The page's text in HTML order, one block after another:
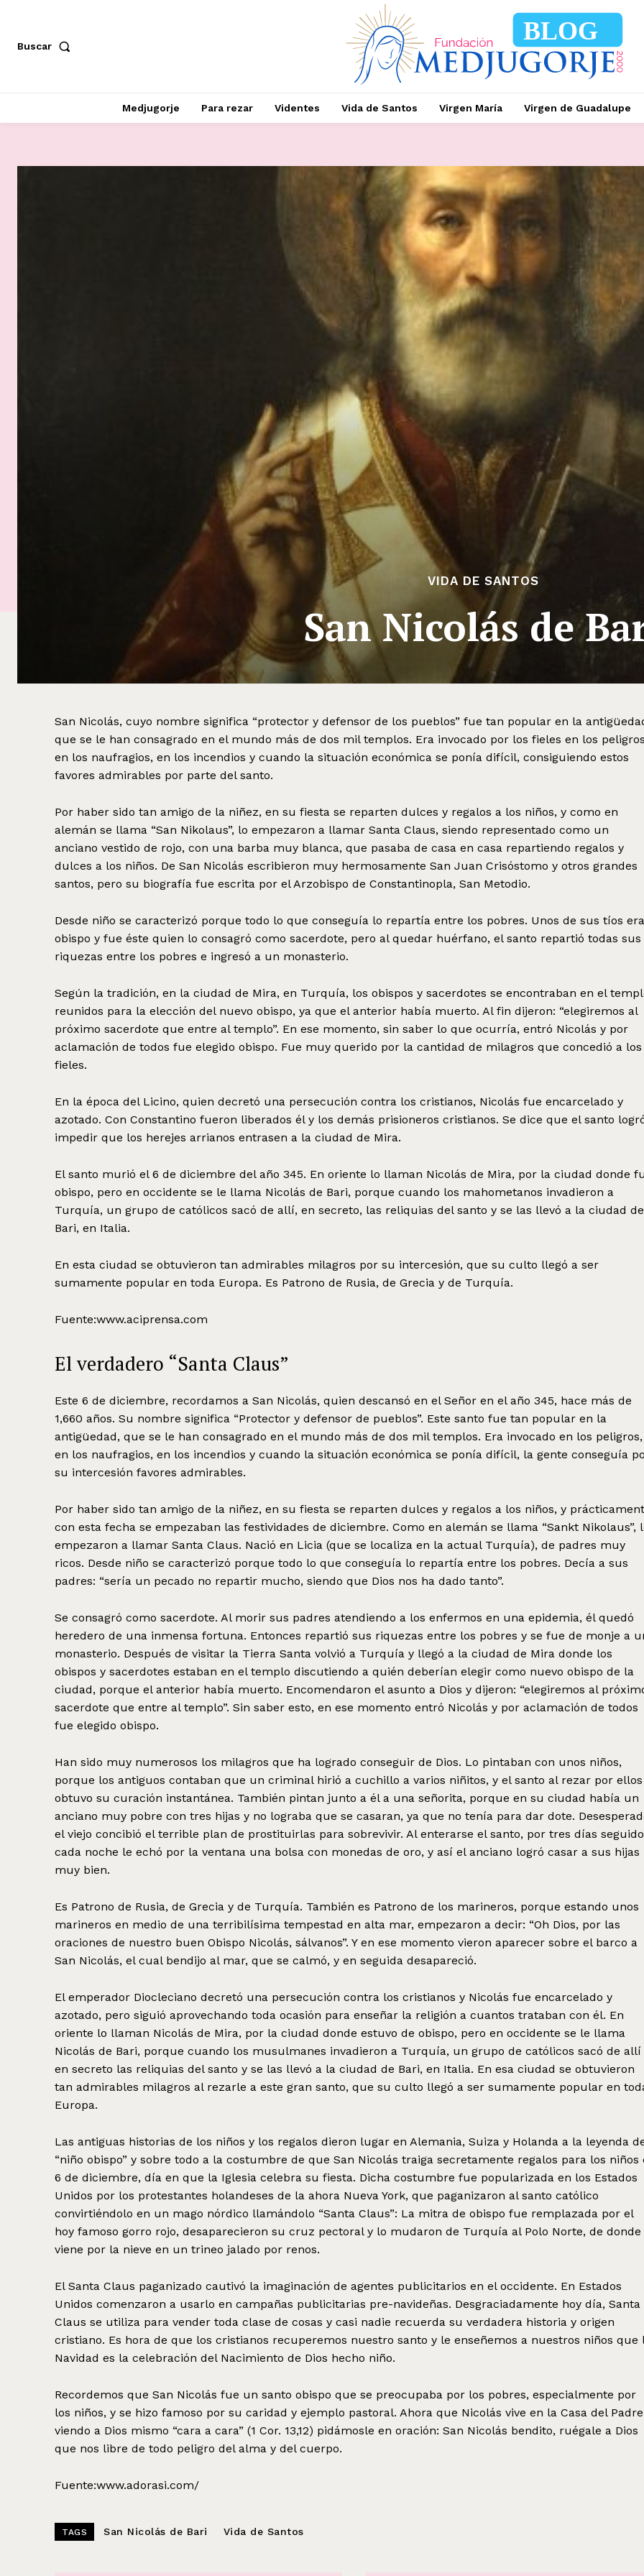
Buscar
BLOG
Medjugorje Para rezar Videntes Vida de Santos Virgen María Virgen de Guadalupe
VIDA DE SANTOS
San Nicolás de
San Nicolás, cuyo nombre significa “protector y defensor de los pueblos” fue tan popular en la
que se le han consagrado en el mundo más de dos mil templos. Era invocado por los fieles en los
en los naufragios, en los incendios y cuando la situación económica se ponía difícil, consiguiendo estos
favores admirables por parte del santo.
Por haber sido tan amigo de la niñez, en su fiesta se reparten dulces y regalos a los niños, y como en
alemán se llama “San Nikolaus”, lo empezaron a llamar Santa Claus, siendo representado como un
anciano vestido de rojo, con una barba muy blanca, que pasaba de casa en casa repartiendo regalos y
dulces a los niños. De San Nicolás escribieron muy hermosamente San Juan Crisóstomo y otros grandes
santos, pero su biografía fue escrita por el Arzobispo de Constantinopla, San Metodio.
Desde niño se caracterizó porque todo lo que conseguía lo repartía entre los pobres. Unos de sus tíos era
obispo y fue éste quien lo consagró como sacerdote, pero al quedar huérfano, el santo repartió todas sus
riquezas entre los pobres e ingresó a un monasterio.
Según la tradición, en la ciudad de Mira, en Turquía, los obispos y sacerdotes se encontraban en el
reunidos para la elección del nuevo obispo, ya que el anterior había muerto. Al fin dijeron: “elegiremos al
próximo sacerdote que entre al templo”. En ese momento, sin saber lo que ocurría, entró Nicolás y por
aclamación de todos fue elegido obispo. Fue muy querido por la cantidad de milagros que concedió a los
fieles.
En la época del Licino, quien decretó una persecución contra los cristianos, Nicolás fue encarcelado y
azotado. Con Constantino fueron liberados él y los demás prisioneros cristianos. Se dice que el santo
impedir que los herejes arrianos entrasen a la ciudad de Mira.
El santo murió el 6 de diciembre del año 345. En oriente lo llaman Nicolás de Mira, por la ciudad donde
obispo, pero en occidente se le llama Nicolás de Bari, porque cuando los mahometanos invadieron a
Turquía, un grupo de católicos sacó de allí, en secreto, las reliquias del santo y se las llevó a la ciudad de
Bari, en Italia.
En esta ciudad se obtuvieron tan admirables milagros por su intercesión, que su culto llegó a ser
sumamente popular en toda Europa. Es Patrono de Rusia, de Grecia y de Turquía.
Fuente:www.aciprensa.com
El verdadero “Santa Claus”
Este 6 de diciembre, recordamos a San Nicolás, quien descansó en el Señor en el año 345, hace más de
1,660 años. Su nombre significa “Protector y defensor de pueblos”. Este santo fue tan popular en la
antigüedad, que se le han consagrado en el mundo más de dos mil templos. Era invocado en los peligros,
en los naufragios, en los incendios y cuando la situación económica se ponía difícil, la gente conseguía
su intercesión favores admirables.
Por haber sido tan amigo de la niñez, en su fiesta se reparten dulces y regalos a los niños, y
con esta fecha se empezaban las festividades de diciembre. Como en alemán se llama “Sankt Nikolaus”,
empezaron a llamar Santa Claus. Nació en Licia (que se localiza en la actual Turquía), de padres muy
ricos. Desde niño se caracterizó porque todo lo que conseguía lo repartía entre los pobres. Decía a sus
padres: “sería un pecado no repartir mucho, siendo que Dios nos ha dado tanto”.
Se consagró como sacerdote. Al morir sus padres atendiendo a los enfermos en una epidemia, él quedó
heredero de una inmensa fortuna. Entonces repartió sus riquezas entre los pobres y se fue de monje a
monasterio. Después de visitar la Tierra Santa volvió a Turquía y llegó a la ciudad de Mira donde los
obispos y sacerdotes estaban en el templo discutiendo a quién deberían elegir como nuevo obispo de la
ciudad, porque el anterior había muerto. Encomendaron el asunto a Dios y dijeron: “elegiremos al
sacerdote que entre al templo”. Sin saber esto, en ese momento entró Nicolás y por aclamación de todos
fue elegido obispo.
Han sido muy numerosos los milagros que ha logrado conseguir de Dios. Lo pintaban con unos niños,
porque los antiguos contaban que un criminal hirió a cuchillo a varios niñitos, y el santo al rezar por ellos
obtuvo su curación instantánea. También pintan junto a él a una señorita, porque en su ciudad había un
anciano muy pobre con tres hijas y no lograba que se casaran, ya que no tenía para dar dote.
el viejo concibió el terrible plan de prostituirlas para sobrevivir. Al enterarse el santo, por tres días
cada noche le echó por la ventana una bolsa con monedas de oro, y así el anciano logró casar a sus hijas
muy bien.
Es Patrono de Rusia, de Grecia y de Turquía. También es Patrono de los marineros, porque estando unos
marineros en medio de una terribilísima tempestad en alta mar, empezaron a decir: “Oh Dios, por las
oraciones de nuestro buen Obispo Nicolás, sálvanos”. Y en ese momento vieron aparecer sobre el barco a
San Nicolás, el cual bendijo al mar, que se calmó, y en seguida desapareció.
El emperador Diocleciano decretó una persecución contra los cristianos y Nicolás fue encarcelado y
azotado, pero siguió aprovechando toda ocasión para enseñar la religión a cuantos trataban con él. En
oriente lo llaman Nicolás de Mira, por la ciudad donde estuvo de obispo, pero en occidente se le llama
Nicolás de Bari, porque cuando los musulmanes invadieron a Turquía, un grupo de católicos sacó de allí
en secreto las reliquias del santo y se las llevó a la ciudad de Bari, en Italia. En esa ciudad se obtuvieron
tan admirables milagros al rezarle a este gran santo, que su culto llegó a ser sumamente popular en
Europa.
Las antiguas historias de los niños y los regalos dieron lugar en Alemania, Suiza y Holanda a la leyenda
“niño obispo” y sobre todo a la costumbre de que San Nicolás traiga secretamente regalos para los niños
6 de diciembre, día en que la Iglesia celebra su fiesta. Dicha costumbre fue popularizada en los Estados
Unidos por los protestantes holandeses de la ahora Nueva York, que paganizaron al santo católico
convirtiéndolo en un mago nórdico llamándolo “Santa Claus”: La mitra de obispo fue remplazada por el
hoy famoso gorro rojo, desaparecieron su cruz pectoral y lo mudaron de Turquía al Polo Norte, de donde
viene por la nieve en un trineo jalado por renos.
El Santa Claus paganizado cautivó la imaginación de agentes publicitarios en el occidente. En Estados
Unidos comenzaron a usarlo en campañas publicitarias pre-navideñas. Desgraciadamente hoy día, Santa
Claus se utiliza para vender toda clase de cosas y casi nadie recuerda su verdadera historia y origen
cristiano. Es hora de que los cristianos recuperemos nuestro santo y le enseñemos a nuestros niños que
Navidad es la celebración del Nacimiento de Dios hecho niño.
Recordemos que San Nicolás fue un santo obispo que se preocupaba por los pobres, especialmente por
los niños, y se hizo famoso por su caridad y ejemplo pastoral. Ahora que Nicolás vive en la Casa del Padre
viendo a Dios mismo “cara a cara” (1 Cor. 13,12) pidámosle en oración: San Nicolás bendito, ruégale a Dios
que nos libre de todo peligro del alma y del cuerpo.
Fuente:www.adorasi.com/
TAGS San Nicolás de Bari Vida de Santos